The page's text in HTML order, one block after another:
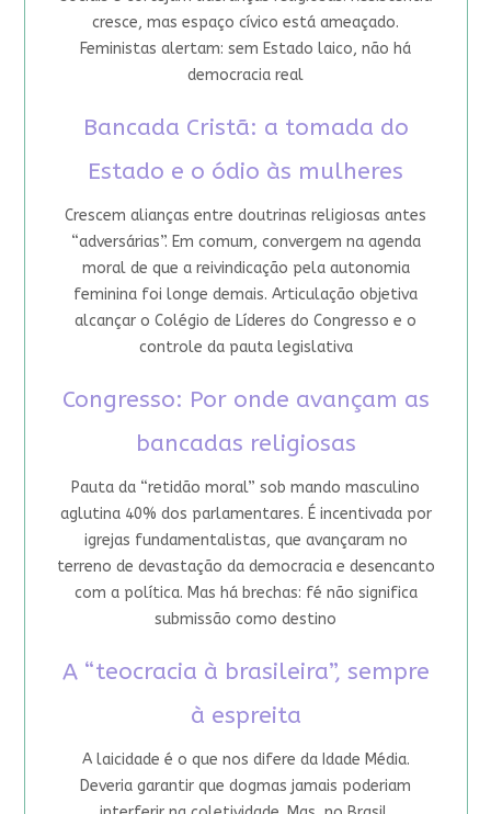
cresce, mas espaço cívico está ameaçado.
Feministas alertam: sem Estado laico, não há
democracia real
Bancada Cristã: a tomada do
Estado e o ódio às mulheres
Crescem alianças entre doutrinas religiosas antes
“adversárias”. Em comum, convergem na agenda
moral de que a reivindicação pela autonomia
feminina foi longe demais. Articulação objetiva
alcançar o Colégio de Líderes do Congresso e o
controle da pauta legislativa
Congresso: Por onde avançam as
bancadas religiosas
Pauta da “retidão moral” sob mando masculino
aglutina 40% dos parlamentares. É incentivada por
igrejas fundamentalistas, que avançaram no
terreno de devastação da democracia e desencanto
com a política. Mas há brechas: fé não significa
submissão como destino
A “teocracia à brasileira”, sempre
à espreita
A laicidade é o que nos difere da Idade Média.
Deveria garantir que dogmas jamais poderiam